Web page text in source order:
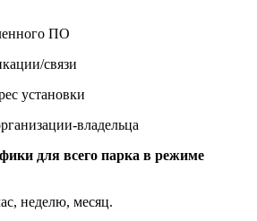
ПО
связи
установки
владельца
для всего парка в режиме
неделю, месяц.